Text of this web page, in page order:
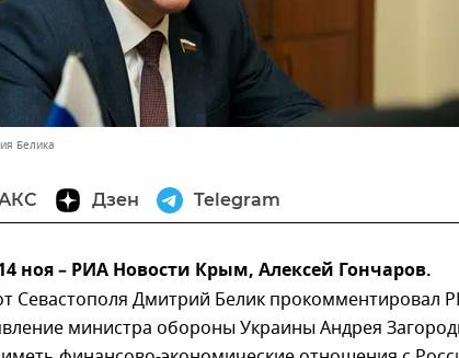
Белика
Дзен Telegram
ноя – РИА Новости Крым, Алексей Гончаров.
Севастополя Дмитрий Белик прокомментировал
министра обороны Украины Андрея